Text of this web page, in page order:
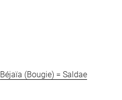
Béjaïa (Bougie) = Saldae